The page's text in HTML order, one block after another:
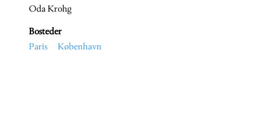
Oda Krohg
Bosteder
Paris
København